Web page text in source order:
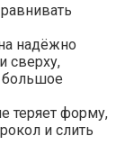
надёжно
сверху,
большое
теряет форму,
и слить